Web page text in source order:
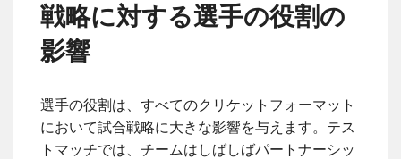
戦略に対する選手の役割の
影響
選手の役割は、すべてのクリケットフォーマット
において試合戦略に大きな影響を与えます。テス
トマッチでは、チームはしばしばパートナーシッ